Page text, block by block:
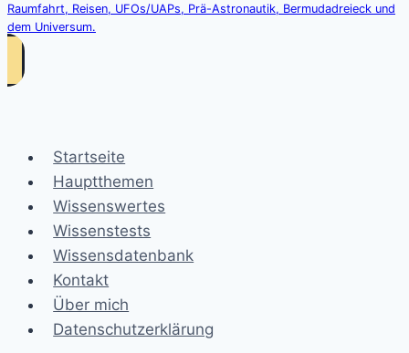
Raumfahrt, Reisen, UFOs/UAPs, Prä-Astronautik, Bermudadreieck und
dem Universum.
Startseite
Hauptthemen
Wissenswertes
Wissenstests
Wissensdatenbank
Kontakt
Über mich
Datenschutzerklärung